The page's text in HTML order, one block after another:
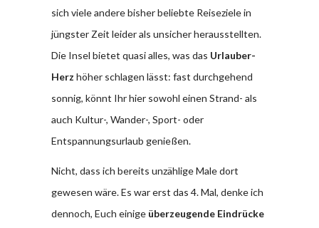
sich viele andere bisher beliebte Reiseziele in
jüngster Zeit leider als unsicher herausstellten.
Die Insel bietet quasi alles, was das Urlauber-
Herz höher schlagen lässt: fast durchgehend
sonnig, könnt Ihr hier sowohl einen Strand- als
auch Kultur-, Wander-, Sport- oder
Entspannungsurlaub genießen.
Nicht, dass ich bereits unzählige Male dort
gewesen wäre. Es war erst das 4. Mal, denke ich
dennoch, Euch einige überzeugende Eindrücke